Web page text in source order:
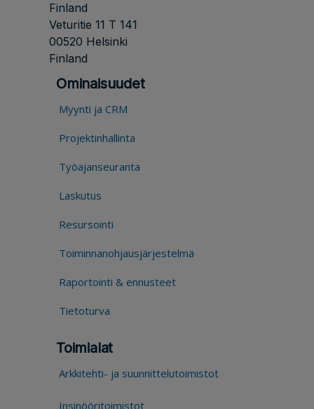
Finland
Veturitie 11 T 141
00520 Helsinki
Finland
Ominaisuudet
Myynti ja CRM
Projektinhallinta
Työajanseuranta
Laskutus
Resursointi
Toiminnanohjausjärjestelmä
Raportointi & ennusteet
Tietoturva
Toimialat
Arkkitehti- ja suunnittelutoimistot
Insinööritoimistot